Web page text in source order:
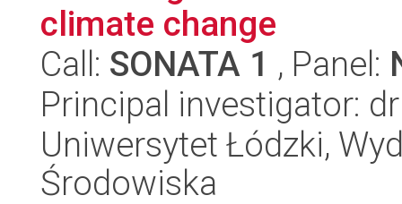
climate change
Call: SONATA 1 , Panel:
Principal investigator:
Uniwersytet Łódzki,
Środowiska